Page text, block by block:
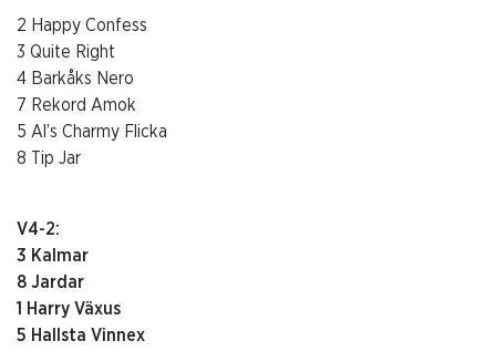
2 Happy Confess
3 Quite Right
4 Barkåks Nero
7 Rekord Amok
5 Al’s Charmy Flicka
8 Tip Jar
V4-2:
3 Kalmar
8 Jardar
1 Harry Växus
5 Hallsta Vinnex